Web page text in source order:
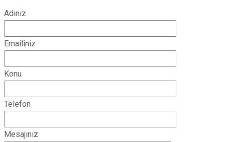
Adınız
Emailiniz
Konu
Telefon
Mesajınız